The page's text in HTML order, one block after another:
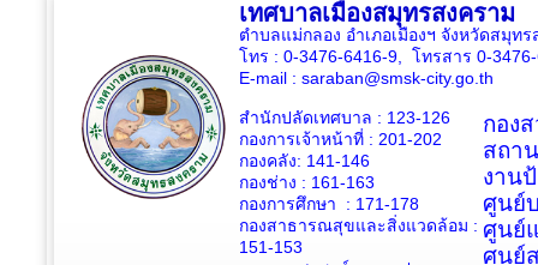
เทศบาลเมืองสมุทรสงคราม
ตำบลแม่กลอง อำเภอเมืองฯ จังหวัดสมุท
โทร : 0-3476-6416-9, โทรสาร 0-
E-mail : saraban@smsk-city.go.th
สำนักปลัดเทศบาล : 123-126
กองการเจ้าหน้าที่ : 201-202
กองคลัง: 141-146
กองช่าง : 161-163
กองการศึกษา : 171-178
กองสาธารณสุขและสิ่งแวดล้อม :
151-153
กอง
สถา
งาน
ศูนย์
ศูนย์
ศูนย์